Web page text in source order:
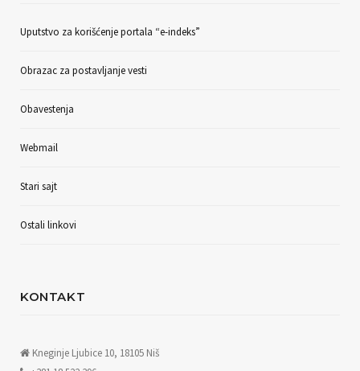
Uputstvo za korišćenje portala “e-indeks”
Obrazac za postavljanje vesti
Obavestenja
Webmail
Stari sajt
Ostali linkovi
KONTAKT
Kneginje Ljubice 10, 18105 Niš